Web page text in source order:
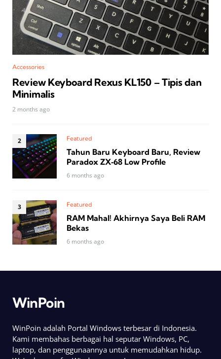
Accessories
Review Keyboard Rexus KL150 – Tipis dan
Minimalis
2 months ago
Featured
Tahun Baru Keyboard Baru, Review
Paradox ZX‑68 Low Profile
6 months ago
Featured
RAM Mahal! Akhirnya Saya Beli RAM
Bekas
6 months ago
WinPoin
WinPoin adalah Portal Windows terbesar di Indonesia.
Kami membahas berbagai hal seputar Windows, PC,
laptop, dan penggunaannya untuk memudahkan hidup.